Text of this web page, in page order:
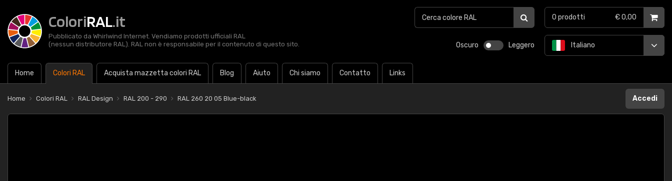
ColoriRAL.it
Pubblicato da Whirlwind Internet. Vendiamo prodotti ufficiali RAL
(nessun distributore RAL). RAL non è responsabile per il contenuto di questo sito.
Oscuro Leggero
Home Colori RAL Acquista mazzetta colori RAL Blog Aiuto Chi siamo Contatto Links
Italiano
0 prodotti € 0,00
Home Colori RAL RAL Design RAL 200 - 290 RAL 260 20 05 Blue-black Accedi